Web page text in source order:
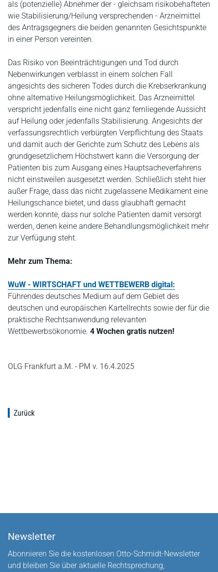
als (potenzielle) Abnehmer der - gleichsam risikobehafteten
wie Stabilisierung/Heilung versprechenden - Arzneimittel
des Antragsgegners die beiden genannten Gesichtspunkte
in einer Person vereinten.
Das Risiko von Beeinträchtigungen und Tod durch
Nebenwirkungen verblasst in einem solchen Fall
angesichts des sicheren Todes durch die Krebserkrankung
ohne alternative Heilungsmöglichkeit. Das Arzneimittel
verspricht jedenfalls eine nicht ganz fernliegende Aussicht
auf Heilung oder jedenfalls Stabilisierung. Angesichts der
verfassungsrechtlich verbürgten Verpflichtung des Staats
und damit auch der Gerichte zum Schutz des Lebens als
grundgesetzlichem Höchstwert kann die Versorgung der
Patienten bis zum Ausgang eines Hauptsacheverfahrens
nicht einstweilen ausgesetzt werden. Schließlich steht hier
außer Frage, dass das nicht zugelassene Medikament eine
Heilungschance bietet, und dass glaubhaft gemacht
werden konnte, dass nur solche Patienten damit versorgt
werden, denen keine andere Behandlungsmöglichkeit mehr
zur Verfügung steht.
Mehr zum Thema:
WuW - WIRTSCHAFT und WETTBEWERB digital:
Führendes deutsches Medium auf dem Gebiet des
deutschen und europäischen Kartellrechts sowie der für die
praktische Rechtsanwendung relevanten
Wettbewerbsökonomie. 4 Wochen gratis nutzen!
OLG Frankfurt a.M. - PM v. 16.4.2025
Zurück
Newsletter
Abonnieren Sie die kostenlosen Otto-Schmidt-Newsletter
und bleiben Sie über aktuelle Rechtsprechung,